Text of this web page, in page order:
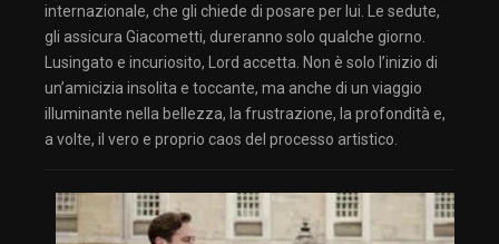
internazionale, che gli chiede di posare per lui. Le sedute,
gli assicura Giacometti, dureranno solo qualche giorno.
Lusingato e incuriosito, Lord accetta. Non è solo l’inizio di
un’amicizia insolita e toccante, ma anche di un viaggio
illuminante nella bellezza, la frustrazione, la profondità e,
a volte, il vero e proprio caos del processo artistico.